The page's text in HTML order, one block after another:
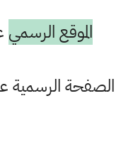
الموقع الرسمي
الصفحة الرسمية